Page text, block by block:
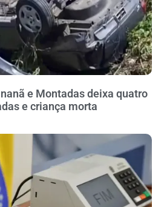
e Montadas deixa quatro
e criança morta